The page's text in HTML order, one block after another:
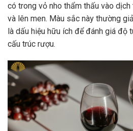
có trong vỏ nho thẩm thấu vào
và lên men. Màu sắc này thường
là dấu hiệu hữu ích để đánh giá độ
cấu trúc rượu.